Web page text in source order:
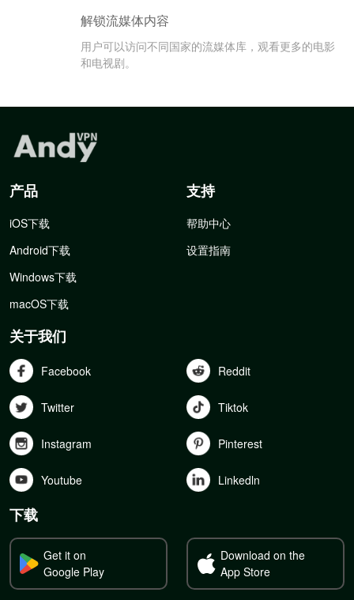
解锁流媒体内容
用户可以访问不同国家的流媒体库，观看更多的电影
和电视剧。
产品
iOS下载
Android下载
Windows下载
macOS下载
支持
帮助中心
设置指南
关于我们
Facebook Reddit
Twitter Tiktok
Instagram Pinterest
Youtube Linkedln
下载
Get it on
Google Play
Download on the
App Store